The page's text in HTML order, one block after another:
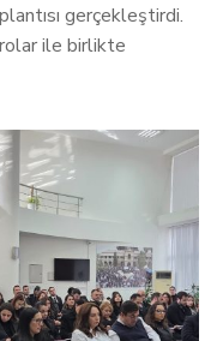
gerçekleştirdi.
ile birlikte